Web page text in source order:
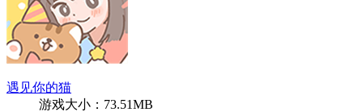
遇见你的猫
游戏大小：73.51MB